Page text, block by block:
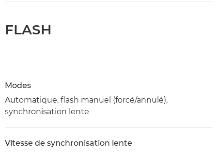
FLASH
Modes
Automatique, flash manuel (forcé/annulé),
synchronisation lente
Vitesse de synchronisation lente